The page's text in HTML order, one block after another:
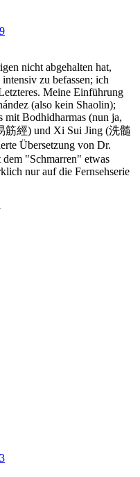
nicht abgehalten hat,
zu befassen; ich
Meine Einführung
(also kein Shaolin);
mit Bodhidharmas (nun ja,
筋經) und Xi Sui Jing (洗髓
Übersetzung von Dr.
"Schmarren" etwas
nur auf die Fernsehserie